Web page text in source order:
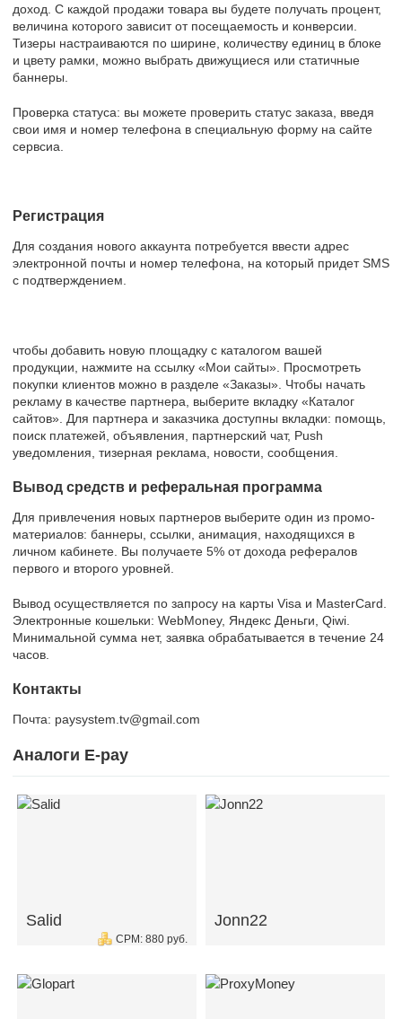
доход. С каждой продажи товара вы будете получать процент,
величина которого зависит от посещаемость и конверсии.
Тизеры настраиваются по ширине, количеству единиц в блоке
и цвету рамки, можно выбрать движущиеся или статичные
баннеры.
Проверка статуса: вы можете проверить статус заказа, введя
свои имя и номер телефона в специальную форму на сайте
сервсиа.
Регистрация
Для создания нового аккаунта потребуется ввести адрес
электронной почты и номер телефона, на который придет SMS
с подтверждением.
чтобы добавить новую площадку с каталогом вашей
продукции, нажмите на ссылку «Мои сайты». Просмотреть
покупки клиентов можно в разделе «Заказы». Чтобы начать
рекламу в качестве партнера, выберите вкладку «Каталог
сайтов». Для партнера и заказчика доступны вкладки: помощь,
поиск платежей, объявления, партнерский чат, Push
уведомления, тизерная реклама, новости, сообщения.
Вывод средств и реферальная программа
Для привлечения новых партнеров выберите один из промо-
материалов: баннеры, ссылки, анимация, находящихся в
личном кабинете. Вы получаете 5% от дохода рефералов
первого и второго уровней.
Вывод осуществляется по запросу на карты Visa и MasterCard.
Электронные кошельки: WebMoney, Яндекс Деньги, Qiwi.
Минимальной сумма нет, заявка обрабатывается в течение 24
часов.
Контакты
Почта: paysystem.tv@gmail.com
Аналоги E-pay
Salid
CPM: 880 руб.
Jonn22